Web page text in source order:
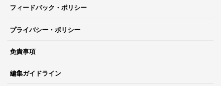
フィードバック・ポリシー
プライバシー・ポリシー
免責事項
編集ガイドライン